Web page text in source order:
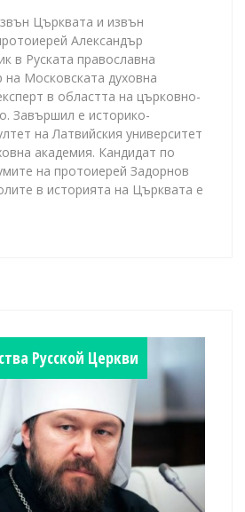
Църквата и извън
Александър
в Руската православна
на Московската духовна
в областта на църковно-
Завършил е историко-
на Латвийския университет
академия. Кандидат по
на протоиерей Задорнов
в историята на Църквата е
Русской Церкви